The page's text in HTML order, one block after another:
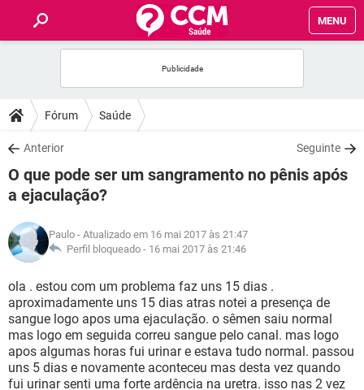
MENU
FÓRUM
SAÚDE
FAMÍLIA
NUTRIÇÃO
SEXUALIDADE
GLOSSÁRIO
Fórum Saúde
Anterior Seguinte
O que pode ser um sangramento no pênis após
a ejaculação?
Paulo - Atualizado em 16 mai 2017 às 21:47
Perfil bloqueado - 16 mai 2017 às 21:46
ola . estou com um problema faz uns 15 dias .
aproximadamente uns 15 dias atras notei a presença de
sangue logo apos uma ejaculação. o sêmen saiu normal
mas logo em seguida correu sangue pelo canal. mas logo
apos algumas horas fui urinar e estava tudo normal. passou
uns 5 dias e novamente aconteceu mas desta vez quando
fui urinar senti uma forte ardência na uretra. isso nas 2 vez